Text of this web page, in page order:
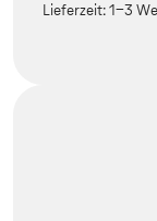
Lieferzeit:1-3